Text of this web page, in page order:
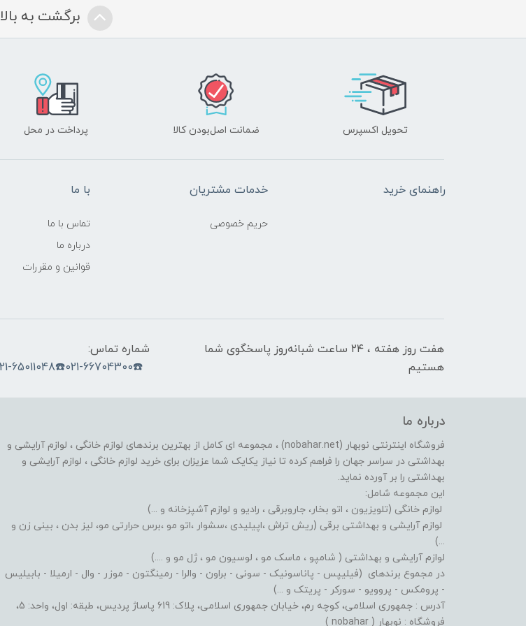
برگشت به بالا
تحویل اکسپرس ضمانت اصل‌بودن کالا پرداخت در محل
راهنمای خرید خدمات مشتریان
حریم خصوصی
با ما
تماس با ما
درباره ما
قوانین و مقررات
هفت روز هفته ، ۲۴ ساعت شبانه‌روز پاسخگوی شما
هستیم
شماره تماس:
☎️021-66704300☎️021-65011048📱09122903930
درباره ما
فروشگاه اینترنتی نوبهار (nobahar.net) ، مجموعه ای کامل از بهترین برندهای لوازم خانگی ، لوازم آرایشی و
بهداشتی در سراسر جهان را فراهم کرده تا نیاز یکایک شما عزیزان برای خرید لوازم خانگی ، لوازم آرایشی و
بهداشتی را بر آورده نماید.
این مجموعه شامل:
لوازم خانگی (تلویزیون ، اتو بخار، جاروبرقی ، رادیو و لوازم آشپزخانه و ...)
لوازم آرایشی و بهداشتی برقی (ریش تراش ،اپیلیدی ،سشوار ،اتو مو ،برس حرارتی مو، لیز بدن ، بینی زن و
...)
لوازم آرایشی و بهداشتی ( شامپو ، ماسک مو ، لوسیون مو ، ژل مو و ....)
در مجموع برندهای (فیلیپس - پاناسونیک - سونی - براون - والرا - رمینگتون - موزر - وال - ارمیلا - بابیلیس
- پرومکس - پروویو - سورکر - پریتک و ...)
آدرس : جمهوری اسلامی، کوچه رم، خیابان جمهوری اسلامی، پلاک: 619 پاساژ پردیس، طبقه: اول، واحد: 5،
فروشگاه : نوبهار ( nobahar )